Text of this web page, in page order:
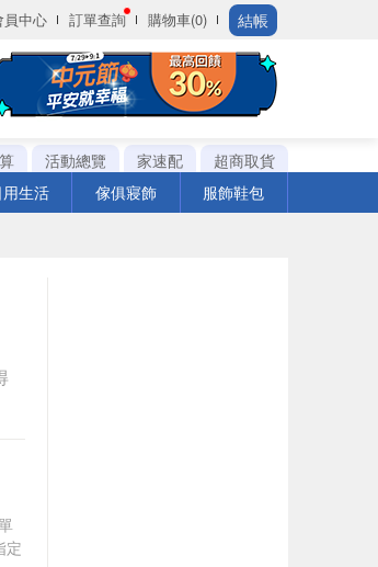
員中心 訂單查詢 購物車(0) 結帳
活動總覽 家速配
超商取貨
用生活 傢俱寢飾 服飾鞋包
定